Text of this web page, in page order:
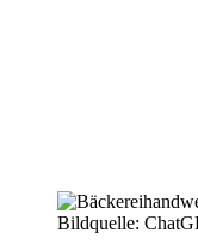
Bildquelle: